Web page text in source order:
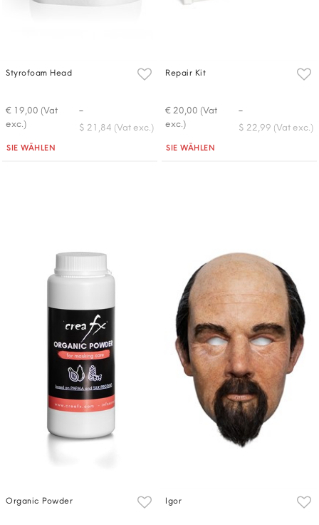
Styrofoam Head
€ 19,00 (Vat
exc.)
-
$ 21,84 (Vat exc.)
Quantità
SIE WÄHLEN
Repair Kit
€ 20,00 (Vat
exc.)
-
$ 22,99 (Vat exc.)
Quantità
SIE WÄHLEN
Organic Powder Igor